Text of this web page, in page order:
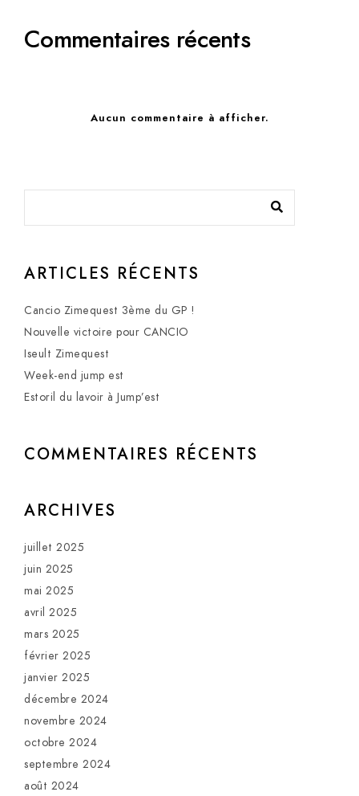
Commentaires récents
Aucun commentaire à afficher.
ARTICLES RÉCENTS
Cancio Zimequest 3ème du GP !
Nouvelle victoire pour CANCIO
Iseult Zimequest
Week-end jump est
Estoril du lavoir à Jump’est
COMMENTAIRES RÉCENTS
ARCHIVES
juillet 2025
juin 2025
mai 2025
avril 2025
mars 2025
février 2025
janvier 2025
décembre 2024
novembre 2024
octobre 2024
septembre 2024
août 2024